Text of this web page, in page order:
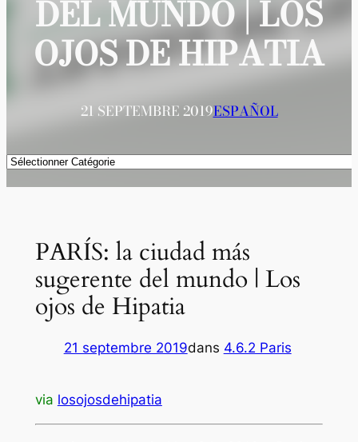
DEL MUNDO | LOS
OJOS DE HIPATIA
21 SEPTEMBRE 2019ESPAÑOL
Catégories
PARÍS: la ciudad más
sugerente del mundo | Los
ojos de Hipatia
21 septembre 2019dans 4.6.2 Paris
via losojosdehipatia